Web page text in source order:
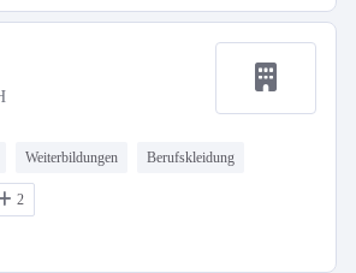
Weiterbildungen Berufskleidung
2